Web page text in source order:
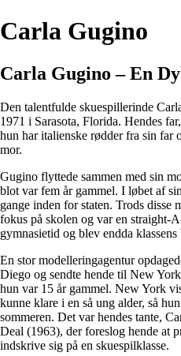
Carla Gugino
Carla Gugino – En
Den talentfulde skuespillerinde
1971 i Sarasota, Florida. Hendes
hun har italienske rødder fra sin far
mor.
Gugino flyttede sammen med sin
blot var fem år gammel. I løbet af
gange inden for staten. Trods disse
fokus på skolen og var en straight-
gymnasietid og blev endda klassens
En stor modelleringagentur
Diego og sendte hende til New
hun var 15 år gammel. New York
kunne klare i en så ung alder, så
sommeren. Det var hendes tante,
Deal (1963), der foreslog hende at
indskrive sig på en skuespilklasse.